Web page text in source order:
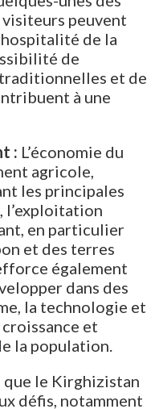
peuvent
de la
de
et de
à une
: L’économie du
agricole,
les principales
l’exploitation
en particulier
et des terres
également
dans des
la technologie et
et
la population.
que le Kirghizistan
défis, notamment